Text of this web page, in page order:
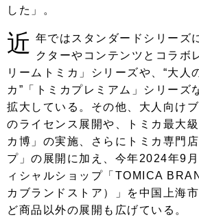
した」。
近 年ではスタンダードシリーズ
クターやコンテンツとコラボ
リームトミカ」シリーズや、“大人
カ”「トミカプレミアム」シリーズ
拡大している。その他、大人向け
のライセンス展開や、トミカ最大
カ博」の実施、さらにトミカ専門
プ」の展開に加え、今年2024年9
ィシャルショップ「TOMICA
カブランドストア）」を中国上海
ど商品以外の展開も広げている。